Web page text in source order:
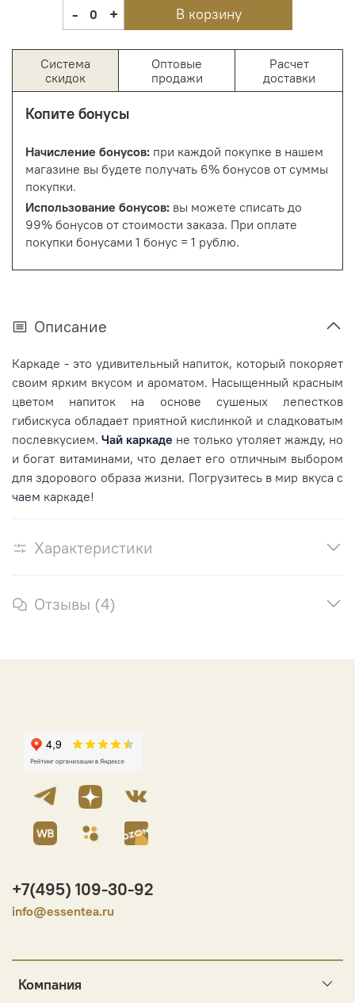
- 0 + В корзину
Система
скидок
Оптовые
продажи
Расчет
доставки
Копите бонусы
Начисление бонусов: при каждой покупке в нашем
магазине вы будете получать 6% бонусов от суммы
покупки.
Использование бонусов: вы можете списать до
99% бонусов от стоимости заказа. При оплате
покупки бонусами 1 бонус = 1 рублю.
Описание
Каркаде - это удивительный напиток, который покоряет
своим ярким вкусом и ароматом. Насыщенный красным
цветом напиток на основе сушеных лепестков
гибискуса обладает приятной кислинкой и сладковатым
послевкусием. Чай каркаде не только утоляет жажду, но
и богат витаминами, что делает его отличным выбором
для здорового образа жизни. Погрузитесь в мир вкуса с
чаем каркаде!
Характеристики
Отзывы (4)
Компания
+7(495) 109-30-92
info@essentea.ru